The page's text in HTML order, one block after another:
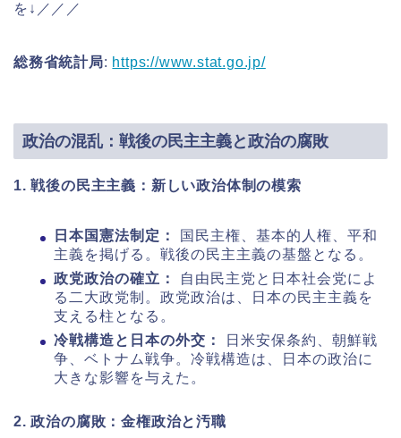
を↓／／／
総務省統計局: https://www.stat.go.jp/
政治の混乱：戦後の民主主義と政治の腐敗
1. 戦後の民主主義：新しい政治体制の模索
日本国憲法制定：
国民主権、基本的人権、平和
主義を掲げる。戦後の民主主義の基盤となる。
政党政治の確立：
自由民主党と日本社会党によ
る二大政党制。政党政治は、日本の民主主義を
支える柱となる。
冷戦構造と日本の外交：
日米安保条約、朝鮮戦
争、ベトナム戦争。冷戦構造は、日本の政治に
大きな影響を与えた。
2. 政治の腐敗：金権政治と汚職